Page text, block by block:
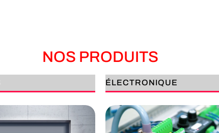
NOS PRODUITS
ÉLECTRONIQUE